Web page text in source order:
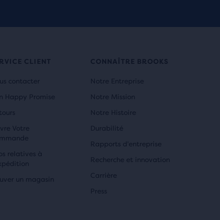
CLIENT
contacter
Happy Promise
Votre
relatives à
un magasin
CONNAÎTRE BROOKS
Notre Entreprise
Notre Mission
Notre Histoire
Durabilité
Rapports d'entreprise
Recherche et innovation
Carrière
Press